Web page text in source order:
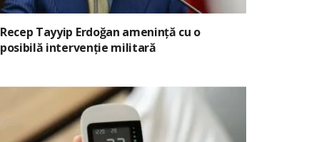
Recep Tayyip Erdoğan amenință cu o
posibilă intervenție militară